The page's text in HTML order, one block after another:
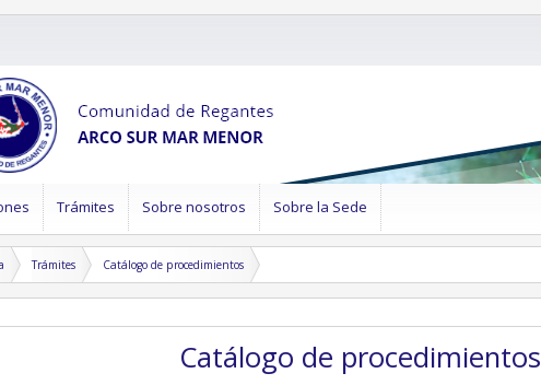
Trámites Sobre nosotros Sobre la Sede
Trámites Catálogo de procedimientos
Catálogo de procedimientos